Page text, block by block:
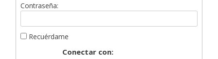
Contraseña:
Recuérdame
Conectar con: